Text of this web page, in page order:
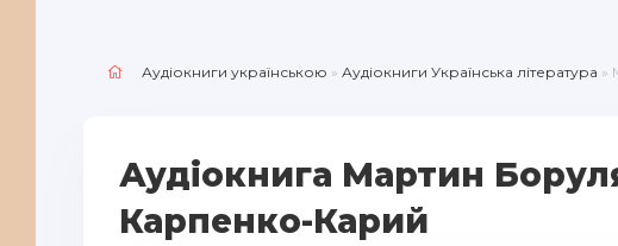
Аудіокниги українською » Аудіокниги Українська література »
Аудіокнига Мартин
Карпенко-Карий